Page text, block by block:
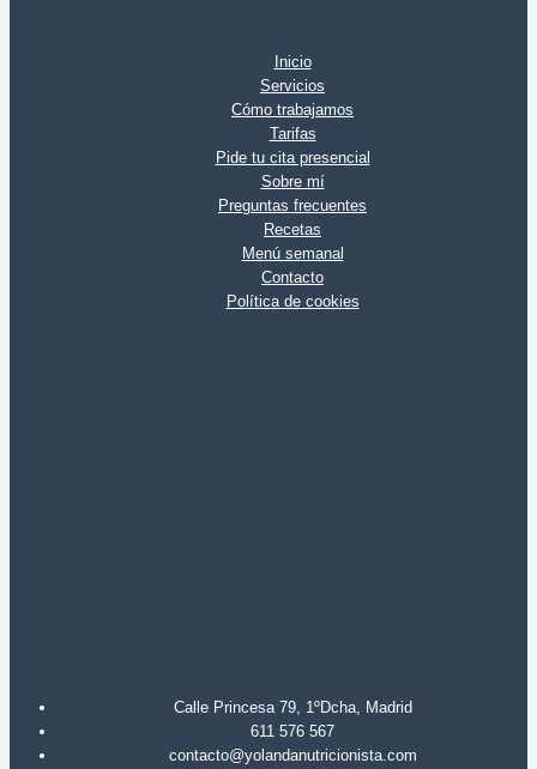
Inicio
Servicios
Cómo trabajamos
Tarifas
Pide tu cita presencial
Sobre mí
Preguntas frecuentes
Recetas
Menú semanal
Contacto
Política de cookies
Calle Princesa 79, 1ºDcha, Madrid
611 576 567
contacto@yolandanutricionista.com